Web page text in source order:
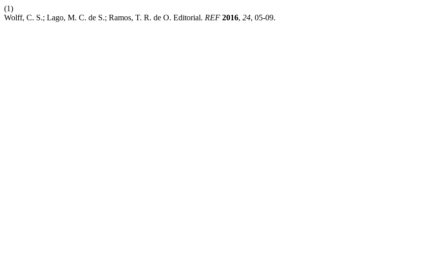
(1)
Wolff, C. S.; Lago, M. C. de S.; Ramos, T. R. de O. Editorial. REF 2016, 24, 05-09.